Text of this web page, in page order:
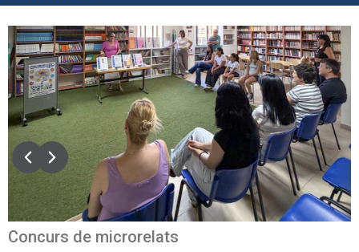
Concurs de microrelats